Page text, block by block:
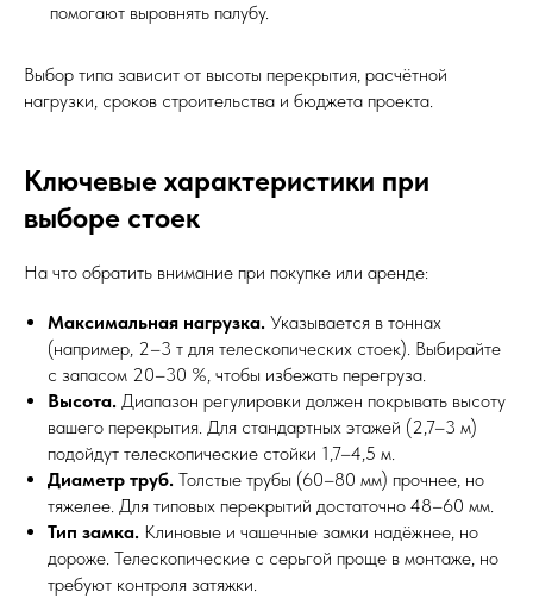
помогают выровнять палубу.
Выбор типа зависит от высоты перекрытия, расчётной
нагрузки, сроков строительства и бюджета проекта.
Ключевые характеристики при
выборе стоек
На что обратить внимание при покупке или аренде:
Максимальная нагрузка. Указывается в тоннах
(например, 2–3 т для телескопических стоек). Выбирайте
с запасом 20–30 %, чтобы избежать перегруза.
Высота. Диапазон регулировки должен покрывать высоту
вашего перекрытия. Для стандартных этажей (2,7–3 м)
подойдут телескопические стойки 1,7–4,5 м.
Диаметр труб. Толстые трубы (60–80 мм) прочнее, но
тяжелее. Для типовых перекрытий достаточно 48–60 мм.
Тип замка. Клиновые и чашечные замки надёжнее, но
дороже. Телескопические с серьгой проще в монтаже, но
требуют контроля затяжки.